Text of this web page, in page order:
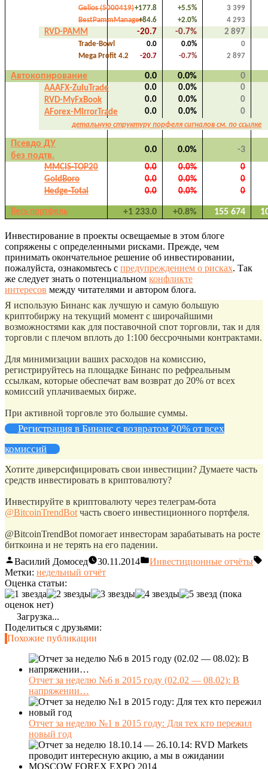
Gelios (5000419)+177.8 +5.5%
3 399
BestPammManager+84.6 +2.0% 4 293
RVD-PAMM -20.7 -0.7% 2 897
Trade-Bowl 0.0 0.0%
0
Mega Profit 4.2
-20.7 -0.7% 2 897
Автокопирование 0.0 0.0% 0
AAAFX-ZuluTrade 0.0 0.0%
0
RVD-MyFxBook
0.0 0.0%
0
AForex-MirrorTrade
0.0 0.0% 0
детальную структуру порфеля сигналов см. по ссылке
Псевдо ДУ
без подтв.
0.0 0.0% -3
MMCIS-TOP20 0.0 0.0%
0
GoldBoro
0.0 0.0%
0
Hedge-Total
0.0 0.0% 0
Весь портфель +1 233.0 +0.8% 155 674
Инвестирование в проекты освещаемые в этом блоге
сопряжены с определенными рисками. Прежде, чем
принимать окончательное решение об инвестировании,
пожалуйста, ознакомьтесь с предупреждением о рисках. Так
же следует знать о потенциальном конфликте
интересов между читателями и автором блога.
Я использую Бинанс как лучшую и самую большую
криптобиржу на текущий момент с широчайшими
возможностями как для поставочной спот торговли, так и для
торговли с плечом вплоть до 1:100 бессрочными контрактами.
Для минимизации ваших расходов на комиссию,
регистрируйтесь на площадке Бинанс по рефреальным
ссылкам, которые обеспечат вам возврат до 20% от всех
комиссий уплачиваемых бирже.
При активной торговле это большие суммы.
Регистрация в Бинанс с возвратом 20% от всех
комиссий
Хотите диверсифицировать свои инвестиции? Думаете часть
средств инвестировать в криптовалюту?
Инвестируйте в криптовалюту через телеграм-бота
@BitcoinTrendBot часть своего инвестиционного портфеля.
@BitcoinTrendBot помогает инвесторам зарабатывать на росте
биткоина и не терять на его падении.
Василий Домосед
30.11.2014
Инвестиционные отчёты
Метки: недельный отчёт
Оценка статьи:
(пока
оценок нет)
Загрузка...
Поделиться с друзьями:
Похожие публикации
Отчет за неделю №6 в 2015 году (02.02 — 08.02): В
напряжении…
Отчет за неделю №1 в 2015 году: Для тех кто пережил
новый год